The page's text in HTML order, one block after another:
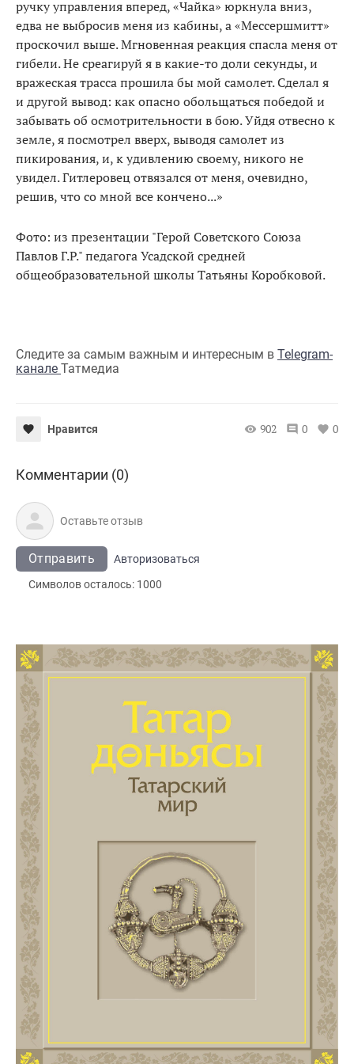
ручку управления вперед, «Чайка» юркнула вниз,
едва не выбросив меня из кабины, а «Мессершмитт»
проскочил выше. Мгновенная реакция спасла меня от
гибели. Не среагируй я в какие-то доли секунды, и
вражеская трасса прошила бы мой самолет. Сделал я
и другой вывод: как опасно обольщаться победой и
забывать об осмотрительности в бою. Уйдя отвесно к
земле, я посмотрел вверх, выводя самолет из
пикирования, и, к удивлению своему, никого не
увидел. Гитлеровец отвязался от меня, очевидно,
решив, что со мной все кончено...»
Фото: из презентации "Герой Советского Союза
Павлов Г.Р."педагога Усадской средней
общеобразовательной школы Татьяны Коробковой.
Следите за самым важным и интересным в Telegram-
канале Татмедиа
Нравится 902 0 0
Комментарии (0)
Отправить
Авторизоваться
Символов осталось: 1000